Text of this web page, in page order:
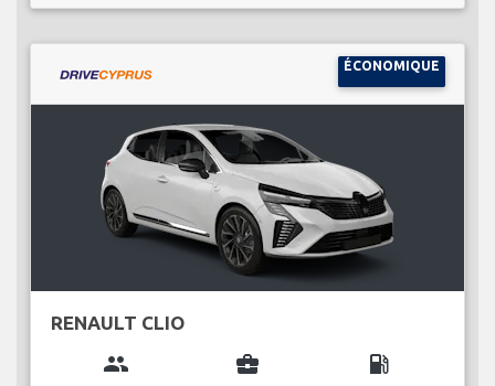
ÉCONOMIQUE
RENAULT CLIO
group business_center local_gas_station